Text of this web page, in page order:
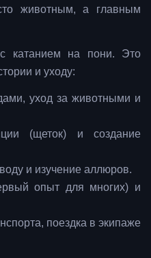
животным, а главным
катанием на пони. Это
и уходу:
уход за животными и
(щеток) и создание
и изучение аллюров.
опыт для многих) и
поездка в экипаже